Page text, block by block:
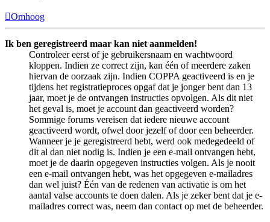
Omhoog
Ik ben geregistreerd maar kan niet aanmelden!
Controleer eerst of je gebruikersnaam en wachtwoord
kloppen. Indien ze correct zijn, kan één of meerdere zaken
hiervan de oorzaak zijn. Indien COPPA geactiveerd is en je
tijdens het registratieproces opgaf dat je jonger bent dan 13
jaar, moet je de ontvangen instructies opvolgen. Als dit niet
het geval is, moet je account dan geactiveerd worden?
Sommige forums vereisen dat iedere nieuwe account
geactiveerd wordt, ofwel door jezelf of door een beheerder.
Wanneer je je geregistreerd hebt, werd ook medegedeeld of
dit al dan niet nodig is. Indien je een e-mail ontvangen hebt,
moet je de daarin opgegeven instructies volgen. Als je nooit
een e-mail ontvangen hebt, was het opgegeven e-mailadres
dan wel juist? Één van de redenen van activatie is om het
aantal valse accounts te doen dalen. Als je zeker bent dat je e-
mailadres correct was, neem dan contact op met de beheerder.